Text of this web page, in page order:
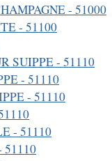
- 51000
- 51100
SUIPPE - 51110
- 51110
- 51110
- 51110
51110